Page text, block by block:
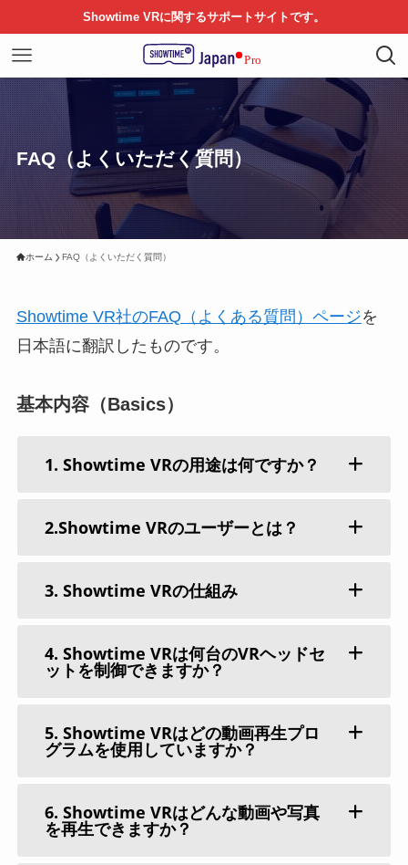
Showtime VRに関するサポートサイトです。
FAQ（よくいただく質問）
ホーム FAQ（よくいただく質問）
Showtime VR社のFAQ（よくある質問）ページを
日本語に翻訳したものです。
基本内容（Basics）
1. Showtime VRの用途は何ですか？
2.Showtime VRのユーザーとは？
3. Showtime VRの仕組み
4. Showtime VRは何台のVRヘッドセ
ットを制御できますか？
5. Showtime VRはどの動画再生プロ
グラムを使用していますか？
6. Showtime VRはどんな動画や写真
を再生できますか？